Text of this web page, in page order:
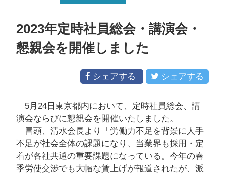
2023年定時社員総会・講演会・
懇親会を開催しました
シェアする シェアする
5月24日東京都内において、定時社員総会、講
演会ならびに懇親会を開催いたしました。
冒頭、清水会長より「労働力不足を背景に人手
不足が社会全体の課題になり、当業界も採用・定
着が各社共通の重要課題になっている。今年の春
季労使交渉でも大幅な賃上げが報道されたが、派